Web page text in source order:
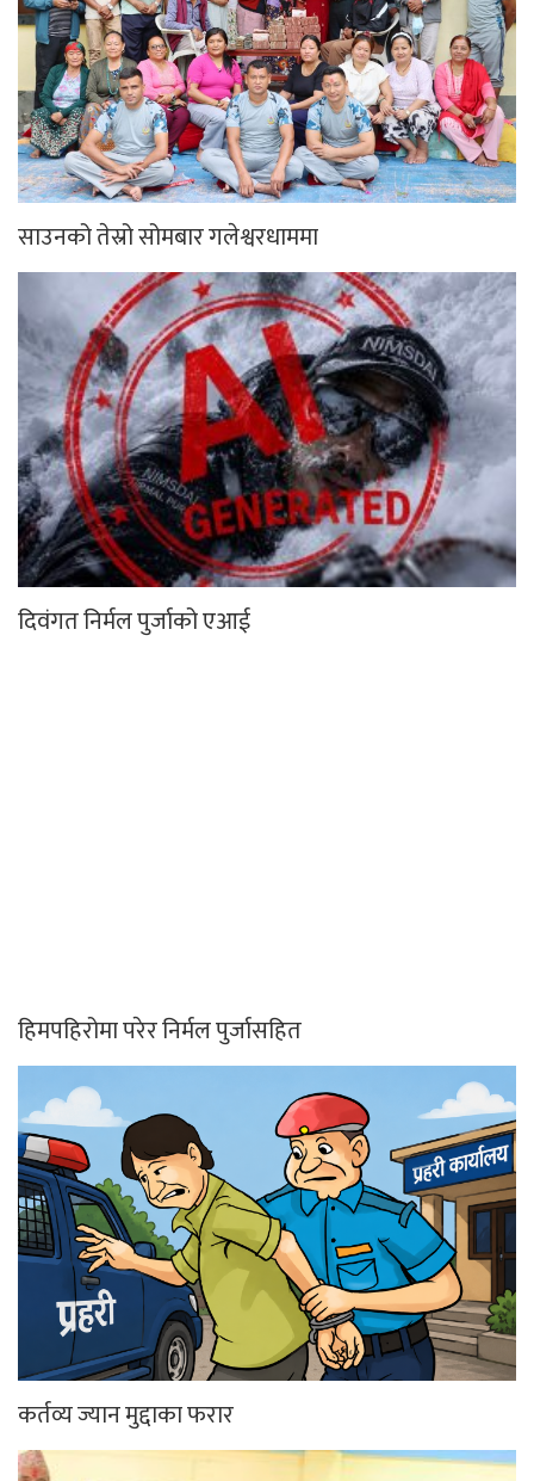
साउनको तेस्रो सोमबार गलेश्वरधाममा
दिवंगत निर्मल पुर्जाको एआई
हिमपहिरोमा परेर निर्मल पुर्जासहित
कर्तव्य ज्यान मुद्दाका फरार